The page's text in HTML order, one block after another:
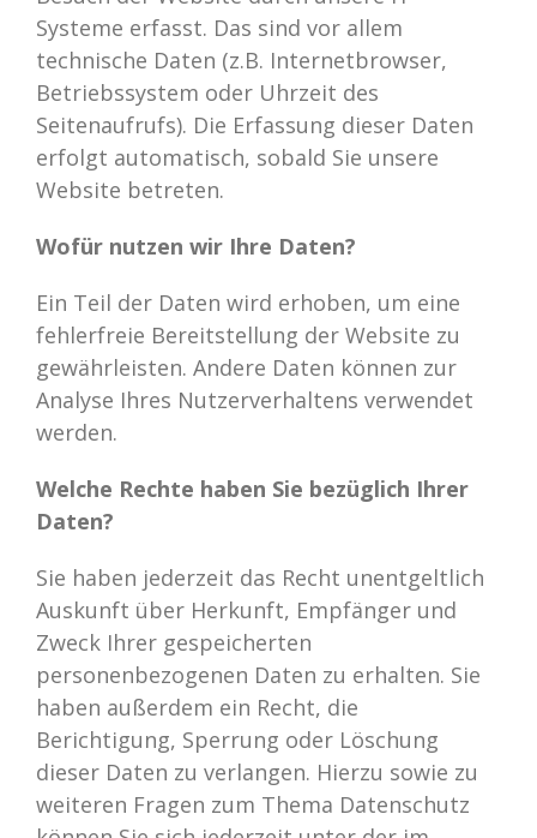
Systeme erfasst. Das sind vor allem
technische Daten (z.B. Internetbrowser,
Betriebssystem oder Uhrzeit des
Seitenaufrufs). Die Erfassung dieser Daten
erfolgt automatisch, sobald Sie unsere
Website betreten.
Wofür nutzen wir Ihre Daten?
Ein Teil der Daten wird erhoben, um eine
fehlerfreie Bereitstellung der Website zu
gewährleisten. Andere Daten können zur
Analyse Ihres Nutzerverhaltens verwendet
werden.
Welche Rechte haben Sie bezüglich Ihrer
Daten?
Sie haben jederzeit das Recht unentgeltlich
Auskunft über Herkunft, Empfänger und
Zweck Ihrer gespeicherten
personenbezogenen Daten zu erhalten. Sie
haben außerdem ein Recht, die
Berichtigung, Sperrung oder Löschung
dieser Daten zu verlangen. Hierzu sowie zu
weiteren Fragen zum Thema Datenschutz